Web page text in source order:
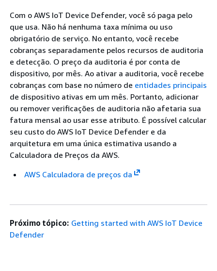
Com o AWS IoT Device Defender, você só paga pelo
que usa. Não há nenhuma taxa mínima ou uso
obrigatório de serviço. No entanto, você recebe
cobranças separadamente pelos recursos de auditoria
e detecção. O preço da auditoria é por conta de
dispositivo, por mês. Ao ativar a auditoria, você recebe
cobranças com base no número de entidades principais
de dispositivo ativas em um mês. Portanto, adicionar
ou remover verificações de auditoria não afetaria sua
fatura mensal ao usar esse atributo. É possível calcular
seu custo do AWS IoT Device Defender e da
arquitetura em uma única estimativa usando a
Calculadora de Preços da AWS.
AWS Calculadora de preços da
Próximo tópico: Getting started with AWS IoT Device
Defender